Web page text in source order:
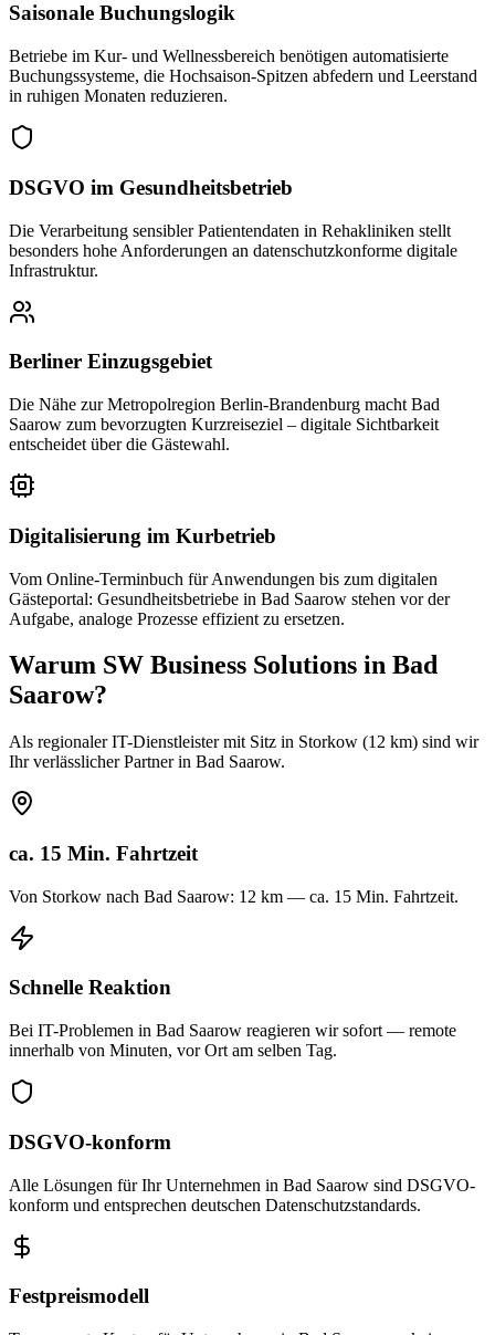
Saisonale Buchungslogik
Betriebe im Kur- und Wellnessbereich benötigen automatisierte
Buchungssysteme, die Hochsaison-Spitzen abfedern und Leerstand
in ruhigen Monaten reduzieren.
DSGVO im Gesundheitsbetrieb
Die Verarbeitung sensibler Patientendaten in Rehakliniken stellt
besonders hohe Anforderungen an datenschutzkonforme digitale
Infrastruktur.
Berliner Einzugsgebiet
Die Nähe zur Metropolregion Berlin-Brandenburg macht Bad
Saarow zum bevorzugten Kurzreiseziel – digitale Sichtbarkeit
entscheidet über die Gästewahl.
Digitalisierung im Kurbetrieb
Vom Online-Terminbuch für Anwendungen bis zum digitalen
Gästeportal: Gesundheitsbetriebe in Bad Saarow stehen vor der
Aufgabe, analoge Prozesse effizient zu ersetzen.
Warum SW Business Solutions in Bad
Saarow?
Als regionaler IT-Dienstleister mit Sitz in Storkow (12 km) sind wir
Ihr verlässlicher Partner in Bad Saarow.
ca. 15 Min. Fahrtzeit
Von Storkow nach Bad Saarow: 12 km — ca. 15 Min. Fahrtzeit.
Schnelle Reaktion
Bei IT-Problemen in Bad Saarow reagieren wir sofort — remote
innerhalb von Minuten, vor Ort am selben Tag.
DSGVO-konform
Alle Lösungen für Ihr Unternehmen in Bad Saarow sind DSGVO-
konform und entsprechen deutschen Datenschutzstandards.
Festpreismodell